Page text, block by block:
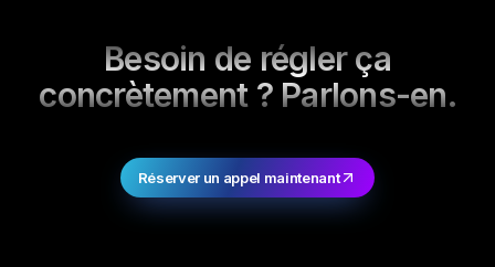
Besoin de régler ça
concrètement ? Parlons-en.
Réserver un appel maintenant